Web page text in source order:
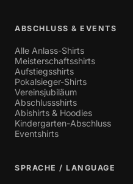
ABSCHLUSS & EVENTS
Alle Anlass-Shirts
Meisterschaftsshirts
Aufstiegsshirts
Pokalsieger-Shirts
Vereinsjubiläum
Abschlussshirts
Abishirts & Hoodies
Kindergarten-Abschluss
Eventshirts
SPRACHE / LANGUAGE